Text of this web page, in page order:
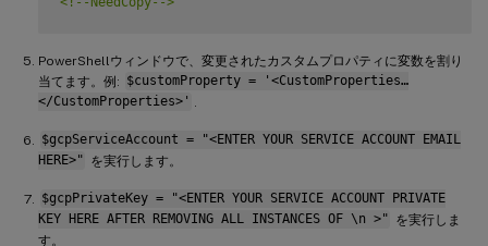
PowerShellウィンドウで、変更されたカスタムプロパティに変数を割り
当てます。例: $customProperty = '<CustomProperties…
</CustomProperties>'
$gcpServiceAccount = "<ENTER YOUR SERVICE ACCOUNT EMAIL
HERE>" を実行します。
$gcpPrivateKey = "<ENTER YOUR SERVICE ACCOUNT PRIVATE
KEY HERE AFTER REMOVING ALL INSTANCES OF \n >" を実行しま
す。